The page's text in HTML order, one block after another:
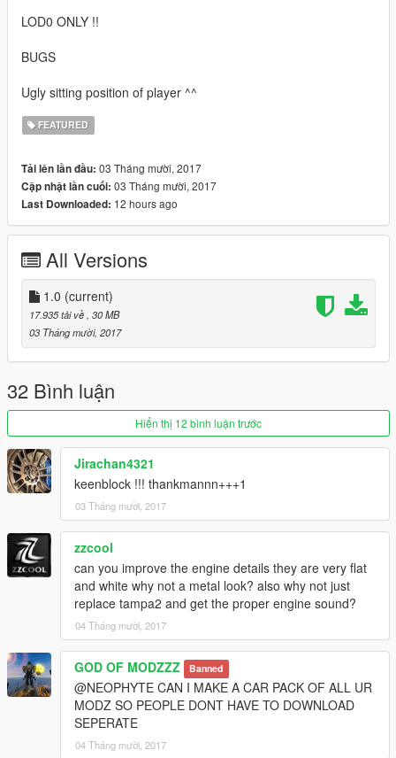
LOD0 ONLY !!
BUGS
Ugly sitting position of player ^^
FEATURED
Tải lên lần đầu: 03 Tháng mười, 2017
Cập nhật lần cuối: 03 Tháng mười, 2017
Last Downloaded: 12 hours ago
All Versions
1.0 (current)
17.935 tải về, 30 MB
03 Tháng mười, 2017
32 Bình luận
Hiển thị 12 bình luận trước
Jirachan4321
keenblock !!! thankmannn+++1
03 Tháng mười, 2017
zzcool
can you improve the engine details they are very flat
and white why not a metal look? also why not just
replace tampa2 and get the proper engine sound?
04 Tháng mười, 2017
GOD OF MODZZZ Banned
@NEOPHYTE CAN I MAKE A CAR PACK OF ALL UR
MODZ SO PEOPLE DONT HAVE TO DOWNLOAD
SEPERATE
04 Tháng mười, 2017